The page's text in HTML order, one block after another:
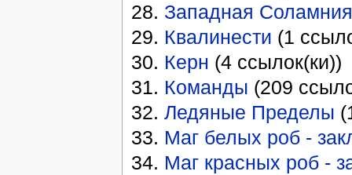
Западная
Квалинести (1
Керн (4 ссылок(ки))
Команды (209
Ледяные Пределы
Маг белых роб -
Маг красных роб -